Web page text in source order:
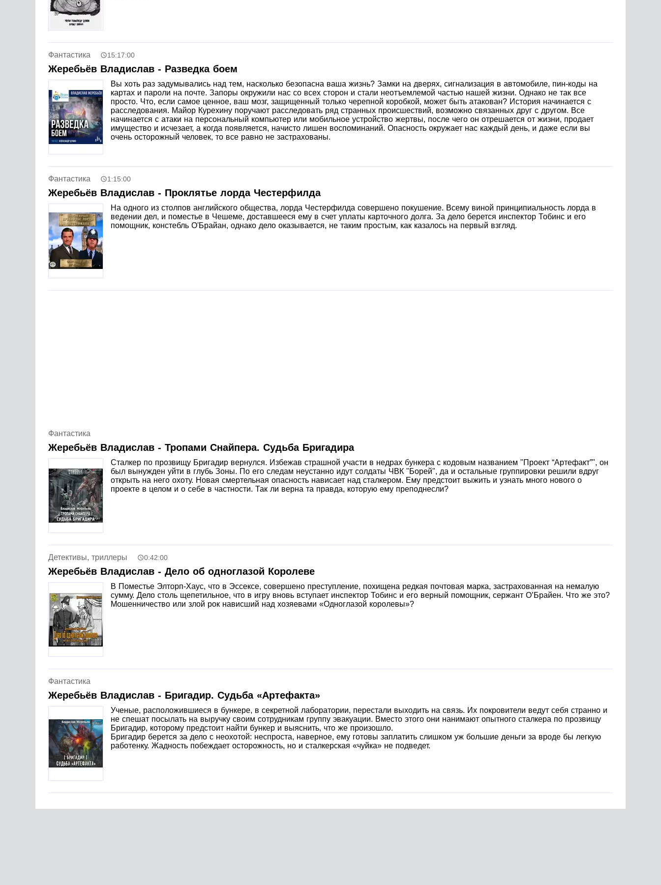
Фантастика 15:17:00
Жеребьёв Владислав - Разведка боем
Вы хоть раз задумывались над тем, насколько безопасна ваша жизнь? Замки на дверях, сигнализация в автомобиле, пин-коды на
картах и пароли на почте. Запоры окружили нас со всех сторон и стали неотъемлемой частью нашей жизни. Однако не так все
просто. Что, если самое ценное, ваш мозг, защищенный только черепной коробкой, может быть атакован? История начинается с
расследования. Майор Курехину поручают расследовать ряд странных происшествий, возможно связанных друг с другом. Все
начинается с атаки на персональный компьютер или мобильное устройство жертвы, после чего он отрешается от жизни, продает
имущество и исчезает, а когда появляется, начисто лишен воспоминаний. Опасность окружает нас каждый день, и даже если вы
очень осторожный человек, то все равно не застрахованы.
Фантастика 1:15:00
Жеребьёв Владислав - Проклятье лорда Честерфилда
На одного из столпов английского общества, лорда Честерфилда совершено покушение. Всему виной принципиальность лорда в
ведении дел, и поместье в Чешеме, доставшееся ему в счет уплаты карточного долга. За дело берется инспектор Тобинс и его
помощник, констебль О'Брайан, однако дело оказывается, не таким простым, как казалось на первый взгляд.
Фантастика
Жеребьёв Владислав - Тропами Снайпера. Судьба Бригадира
Сталкер по прозвищу Бригадир вернулся. Избежав страшной участи в недрах бункера с кодовым названием "Проект “Артефакт”", он
был вынужден уйти в глубь Зоны. По его следам неустанно идут солдаты ЧВК "Борей", да и остальные группировки решили вдруг
открыть на него охоту. Новая смертельная опасность нависает над сталкером. Ему предстоит выжить и узнать много нового о
проекте в целом и о себе в частности. Так ли верна та правда, которую ему преподнесли?
Детективы, триллеры 0:42:00
Жеребьёв Владислав - Дело об одноглазой Королеве
В Поместье Элторп-Хаус, что в Эссексе, совершено преступление, похищена редкая почтовая марка, застрахованная на немалую
сумму. Дело столь щепетильное, что в игру вновь вступает инспектор Тобинс и его верный помощник, сержант О’Брайен. Что же это?
Мошенничество или злой рок нависший над хозяевами «Одноглазой королевы»?
Фантастика
Жеребьёв Владислав - Бригадир. Судьба «Артефакта»
Ученые, расположившиеся в бункере, в секретной лаборатории, перестали выходить на связь. Их покровители ведут себя странно и
не спешат посылать на выручку своим сотрудникам группу эвакуации. Вместо этого они нанимают опытного сталкера по прозвищу
Бригадир, которому предстоит найти бункер и выяснить, что же произошло.
Бригадир берется за дело с неохотой: неспроста, наверное, ему готовы заплатить слишком уж большие деньги за вроде бы легкую
работенку. Жадность побеждает осторожность, но и сталкерская «чуйка» не подведет.